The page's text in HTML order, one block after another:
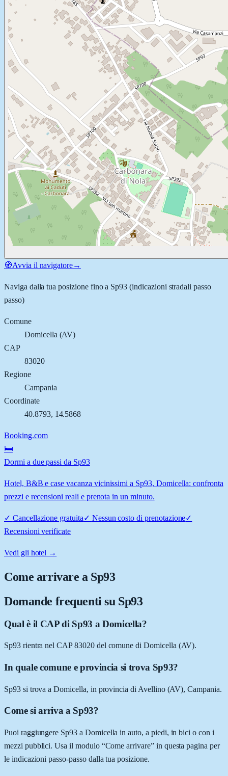
🧭Avvia il navigatore→
Naviga dalla tua posizione fino a Sp93 (indicazioni stradali passo
passo)
Comune
Domicella (AV)
CAP
83020
Regione
Campania
Coordinate
40.8793, 14.5868
Booking.com
🛏️
Dormi a due passi da Sp93
Hotel, B&B e case vacanza vicinissimi a Sp93, Domicella: confronta
prezzi e recensioni reali e prenota in un minuto.
✓ Cancellazione gratuita✓ Nessun costo di prenotazione✓
Recensioni verificate
Vedi gli hotel →
Come arrivare a Sp93
Domande frequenti su Sp93
Qual è il CAP di Sp93 a Domicella?
Sp93 rientra nel CAP 83020 del comune di Domicella (AV).
In quale comune e provincia si trova Sp93?
Sp93 si trova a Domicella, in provincia di Avellino (AV), Campania.
Come si arriva a Sp93?
Puoi raggiungere Sp93 a Domicella in auto, a piedi, in bici o con i
mezzi pubblici. Usa il modulo “Come arrivare” in questa pagina per
le indicazioni passo-passo dalla tua posizione.